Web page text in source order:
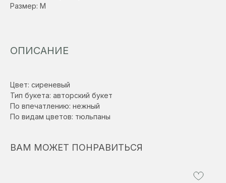
Размер: М
ОПИСАНИЕ
Цвет: сиреневый
Тип букета: авторский букет
По впечатлению: нежный
По видам цветов: тюльпаны
ВАМ МОЖЕТ ПОНРАВИТЬСЯ